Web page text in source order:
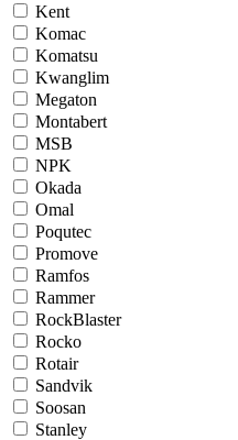
Kent
Komac
Komatsu
Kwanglim
Megaton
Montabert
MSB
NPK
Okada
Omal
Poqutec
Promove
Ramfos
Rammer
RockBlaster
Rocko
Rotair
Sandvik
Soosan
Stanley